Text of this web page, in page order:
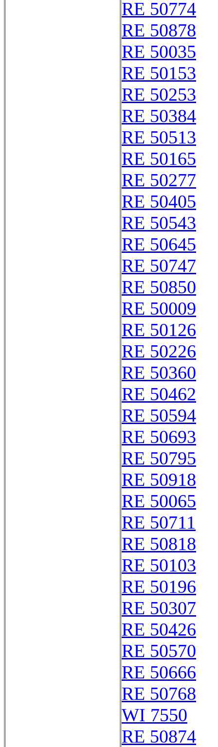
RE 50774
RE 50878
RE 50035
RE 50153
RE 50253
RE 50384
RE 50513
RE 50165
RE 50277
RE 50405
RE 50543
RE 50645
RE 50747
RE 50850
RE 50009
RE 50126
RE 50226
RE 50360
RE 50462
RE 50594
RE 50693
RE 50795
RE 50918
RE 50065
RE 50711
RE 50818
RE 50103
RE 50196
RE 50307
RE 50426
RE 50570
RE 50666
RE 50768
WI 7550
RE 50874